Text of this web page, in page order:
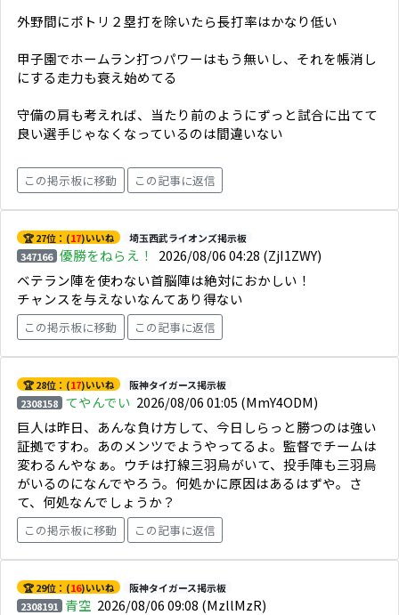
外野間にポトリ２塁打を除いたら長打率はかなり低い
甲子園でホームラン打つパワーはもう無いし、それを帳消し
にする走力も衰え始めてる
守備の肩も考えれば、当たり前のようにずっと試合に出てて
良い選手じゃなくなっているのは間違いない
この掲示板に移動 この記事に返信
🏆 27位：(17)いいね
埼玉西武ライオンズ掲示板
347166 優勝をねらえ！ 2026/08/06 04:28 (ZjI1ZWY)
ベテラン陣を使わない首脳陣は絶対におかしい！
チャンスを与えないなんてあり得ない
この掲示板に移動 この記事に返信
🏆 28位：(17)いいね
阪神タイガース掲示板
2308158 てやんでい 2026/08/06 01:05 (MmY4ODM)
巨人は昨日、あんな負け方して、今日しらっと勝つのは強い
証拠ですわ。あのメンツでようやってるよ。監督でチームは
変わるんやなぁ。ウチは打線三羽烏がいて、投手陣も三羽烏
がいるのになんでやろう。何処かに原因はあるはずや。さ
て、何処なんでしょうか？
この掲示板に移動 この記事に返信
🏆 29位：(16)いいね
阪神タイガース掲示板
2308191 青空 2026/08/06 09:08 (MzllMzR)